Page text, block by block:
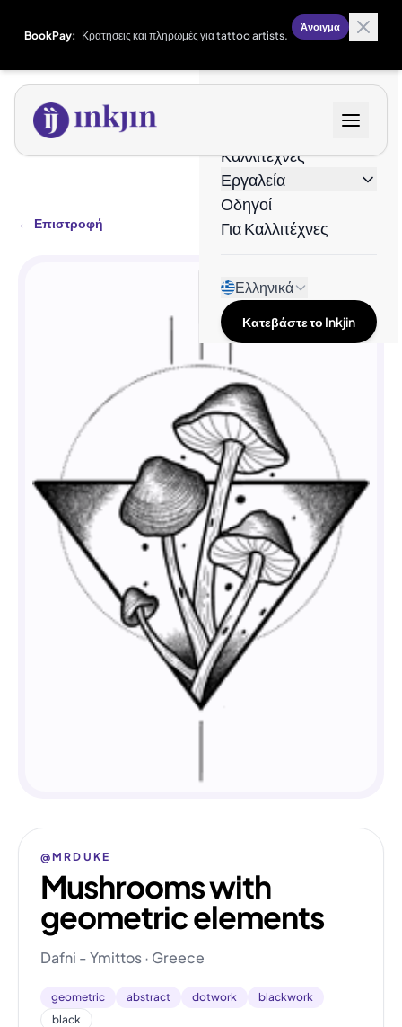
BookPay: Κρατήσεις και πληρωμές για tattoo artists.
Άνοιγμα
Καλλιτέχνες
Εργαλεία
Οδηγοί
Για Καλλιτέχνες
Ελληνικά
Κατεβάστε το Inkjin
← Επιστροφή
@MRDUKE
Mushrooms with
geometric elements
Dafni - Ymittos · Greece
geometric abstract dotwork
blackwork
black